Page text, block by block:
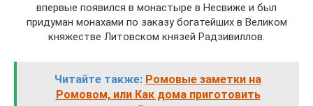
впервые появился в монастыре в Несвиже и был
придуман монахами по заказу богатейших в Великом
княжестве Литовском князей Радзивиллов.
Читайте также: Ромовые заметки на
Ромовом, или Как дома приготовить